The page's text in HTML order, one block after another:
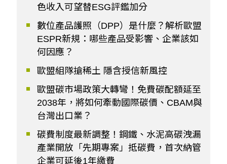
色收入可望替ESG評鑑加分
數位產品護照（DPP）是什麼？解析歐盟
ESPR新規：哪些產品受影響、企業該如
何因應？
歐盟組隊搶稀土 隱含授信新風控
歐盟碳市場政策大轉彎！免費碳配額延至
2038年，將如何牽動國際碳價、CBAM與
台灣出口業？
碳費制度最新調整！鋼鐵、水泥高碳洩漏
產業開放「先期專案」抵碳費，首次納管
企業可延後1年繳費